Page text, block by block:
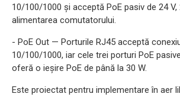
10/100/1000 și acceptă PoE pasiv de 24
alimentarea comutatorului.
- PoE Out — Porturile RJ45 acceptă
10/100/1000, iar cele trei porturi PoE
oferă o ieșire PoE de până la 30 W.
Este proiectat pentru implementare în aer